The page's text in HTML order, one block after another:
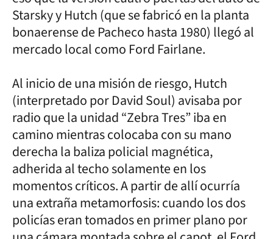
Starsky y Hutch (que se fabricó en la planta
bonaerense de Pacheco hasta 1980) llegó al
mercado local como Ford Fairlane.
Al inicio de una misión de riesgo, Hutch
(interpretado por David Soul) avisaba por
radio que la unidad “Zebra Tres” iba en
camino mientras colocaba con su mano
derecha la baliza policial magnética,
adherida al techo solamente en los
momentos críticos. A partir de allí ocurría
una extraña metamorfosis: cuando los dos
policías eran tomados en primer plano por